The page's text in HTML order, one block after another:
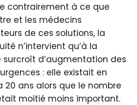
contrairement à ce que
et les médecins
de ces solutions, la
n’intervient qu’à la
d’augmentation des
: elle existait en
20 ans alors que le nombre
moitié moins important.